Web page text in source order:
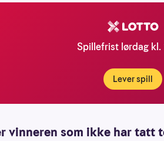
Spillefrist lørdag kl.
Lever spill
vinneren som ikke har tatt